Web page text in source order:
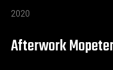
2020
Afterwork